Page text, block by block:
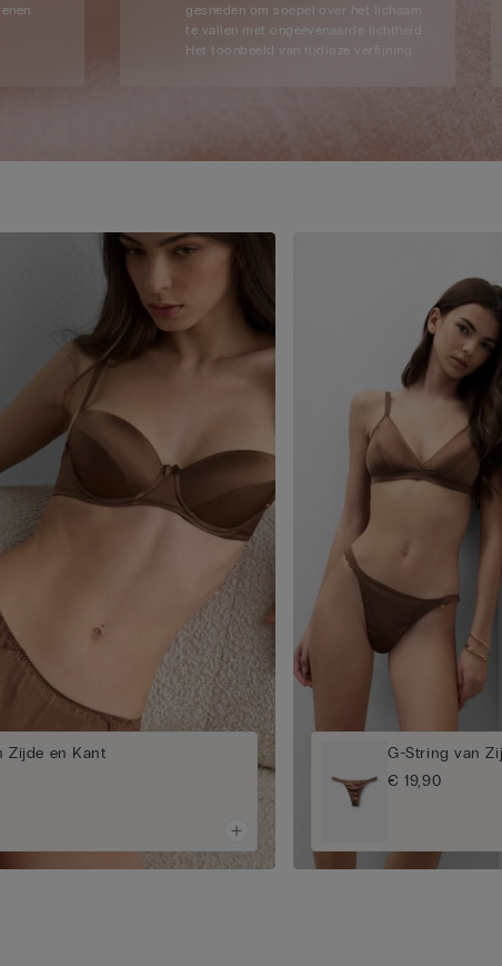
gesneden om soepel over het lichaam
te vallen met ongeëvenaarde lichtheid.
Het toonbeeld van tijdloze verfijning.
Zijde en Kant
G-String van
€ 19,90